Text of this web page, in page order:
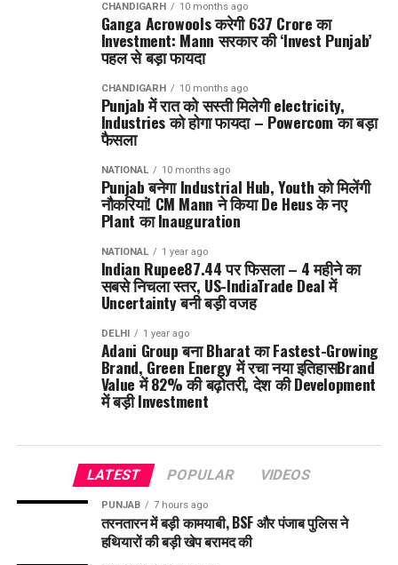
CHANDIGARH 10 months ago
Ganga Acrowools करेगी 637 Crore का
Investment: Mann सरकार की ‘Invest Punjab’
पहल से बड़ा फायदा
CHANDIGARH 10 months ago
Punjab में रात को सस्ती मिलेगी electricity,
Industries को होगा फायदा – Powercom का बड़ा
फैसला
NATIONAL 10 months ago
Punjab बनेगा Industrial Hub, Youth को मिलेंगी
नौकरियां! CM Mann ने किया De Heus के नए
Plant का Inauguration
NATIONAL 1 year ago
Indian Rupee87.44 पर फिसला – 4 महीने का
सबसे निचला स्तर, US-IndiaTrade Deal में
Uncertainty बनी बड़ी वजह
DELHI 1 year ago
Adani Group बना Bharat का Fastest-Growing
Brand, Green Energy में रचा नया इतिहासBrand
Value में 82% की बढ़ोतरी, देश की Development
में बड़ी Investment
LATEST POPULAR VIDEOS
PUNJAB 7 hours ago
तरनतारन में बड़ी कामयाबी, BSF और पंजाब पुलिस ने
हथियारों की बड़ी खेप बरामद की